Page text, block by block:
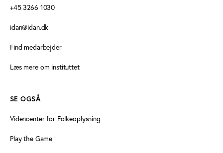
+45 3266 1030
idan@idan.dk
Find medarbejder
Læs mere om instituttet
SE OGSÅ
Videncenter for Folkeoplysning
Play the Game